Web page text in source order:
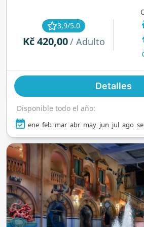
parque de trampolines,
polideportivo y áreas de juegos
cerca del parque forestal
acuáticos, mejorados con
diversión.
3,9/5.0
Kč 420,00/ Adulto
Detalles
Disponible todo el año:
ene feb mar abr may jun jul ago